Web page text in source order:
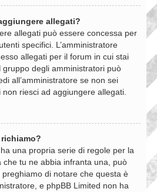
allegati?
allegati può essere concessa per
specifici. L’amministratore
allegati per il forum in cui stai
degli amministratori può
all’amministratore se non sei
riesci ad aggiungere allegati.
una propria serie di regole per la
che tu ne abbia infranta una, può
di notare che questa è
e phpBB Limited non ha